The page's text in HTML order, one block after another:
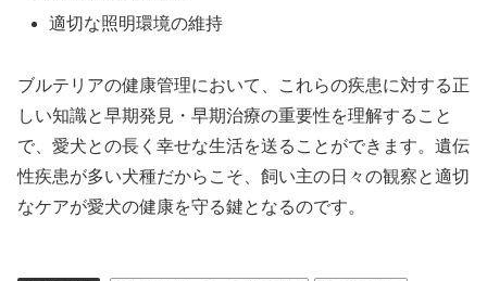
適切な照明環境の維持
ブルテリアの健康管理において、これらの疾患に対する正
しい知識と早期発見・早期治療の重要性を理解すること
で、愛犬との長く幸せな生活を送ることができます。遺伝
性疾患が多い犬種だからこそ、飼い主の日々の観察と適切
なケアが愛犬の健康を守る鍵となるのです。